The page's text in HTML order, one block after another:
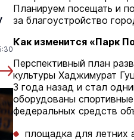
Алексей Ямаев о
Шкетана: «Для меня
Планируем посещать и
за благоустройство
Как изменится «Парк
Перспективный план
культуры Хаджимурат
3 года назад и стал
оборудованы
федеральных средств
площадка для летних